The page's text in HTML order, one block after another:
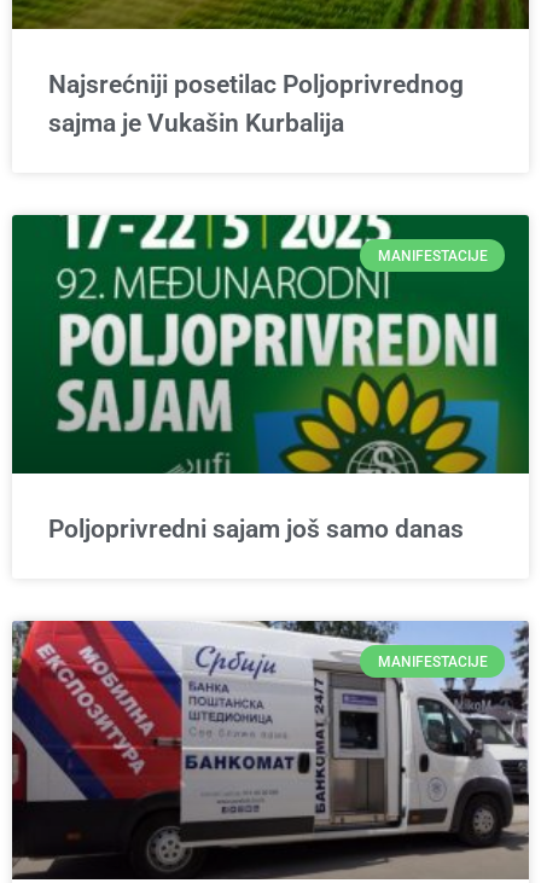
Najsrećniji posetilac Poljoprivrednog
sajma je Vukašin Kurbalija
MANIFESTACIJE
Poljoprivredni sajam još samo danas
MANIFESTACIJE